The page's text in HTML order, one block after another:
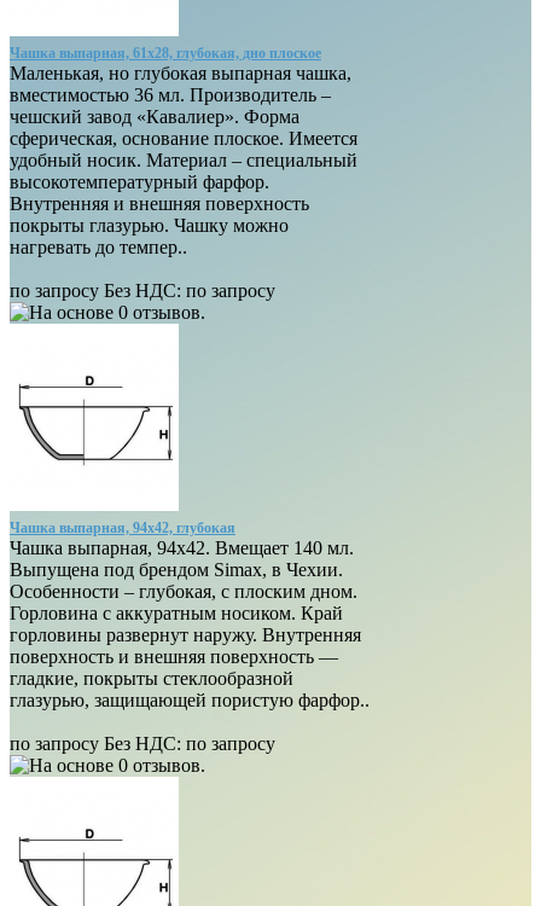
Чашка выпарная, 61х28, глубокая, дно плоское
Маленькая, но глубокая выпарная чашка,
вместимостью 36 мл. Производитель –
чешский завод «Кавалиер». Форма
сферическая, основание плоское. Имеется
удобный носик. Материал – специальный
высокотемпературный фарфор.
Внутренняя и внешняя поверхность
покрыты глазурью. Чашку можно
нагревать до темпер..
по запросу Без НДС: по запросу
Чашка выпарная, 94х42, глубокая
Чашка выпарная, 94х42. Вмещает 140 мл.
Выпущена под брендом Simax, в Чехии.
Особенности – глубокая, с плоским дном.
Горловина с аккуратным носиком. Край
горловины развернут наружу. Внутренняя
поверхность и внешняя поверхность —
гладкие, покрыты стеклообразной
глазурью, защищающей пористую фарфор..
по запросу Без НДС: по запросу